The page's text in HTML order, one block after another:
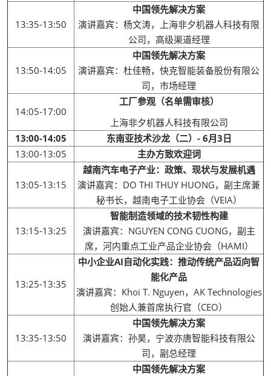
13:35-13:50
中国领先解决方案
演讲嘉宾：杨文涛，上海非夕机器人科技有限
公司，高级渠道经理
13:50-14:05
中国领先解决方案
演讲嘉宾：杜佳畅，快克智能装备股份有限公
司，市场经理
14:05-17:00
工厂参观（名单需审核）
上海非夕机器人科技有限公司
13:00-14:05
东南亚技术沙龙（二）- 6月3日
13:00-13:05
主办方致欢迎词
13:05-13:15
越南汽车电子产业：政策、现状与发展机遇
演讲嘉宾：DO THI THUY HUONG，副主席兼
秘书长，越南电子工业协会（VEIA）
13:15-13:25
智能制造领域的技术韧性构建
演讲嘉宾：NGUYEN CONG CUONG，副主
席，河内重点工业产品企业协会（HAMI）
13:25-13:35
中小企业AI自动化实践：推动传统产品迈向智
能化产品
演讲嘉宾：Khoi T. Nguyen，AK Technologies
创始人兼首席执行官（CEO）
13:35-13:50
中国领先解决方案
演讲嘉宾：孙昊，宁波亦唐智能科技有限公
司，副总经理
中国领先解决方案